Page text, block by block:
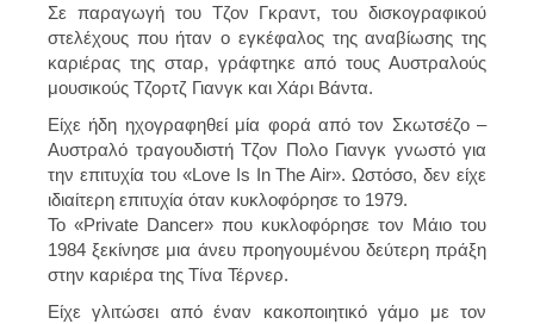
Σε παραγωγή του Τζον Γκραντ, του δισκογραφικού
στελέχους που ήταν ο εγκέφαλος της αναβίωσης της
καριέρας της σταρ, γράφτηκε από τους Αυστραλούς
μουσικούς Τζορτζ Γιανγκ και Χάρι Βάντα.
Είχε ήδη ηχογραφηθεί μία φορά από τον Σκωτσέζο –
Αυστραλό τραγουδιστή Τζον Πολο Γιανγκ γνωστό για
την επιτυχία του «Love Is In The Air». Ωστόσο, δεν είχε
ιδιαίτερη επιτυχία όταν κυκλοφόρησε το 1979.
Το «Private Dancer» που κυκλοφόρησε τον Μάιο του
1984 ξεκίνησε μια άνευ προηγουμένου δεύτερη πράξη
στην καριέρα της Τίνα Τέρνερ.
Είχε γλιτώσει από έναν κακοποιητικό γάμο με τον